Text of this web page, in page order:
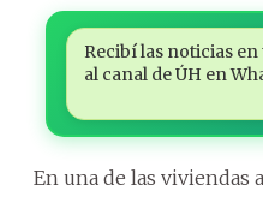
Recibí las noticias
al canal de ÚH en
En una de las viviendas